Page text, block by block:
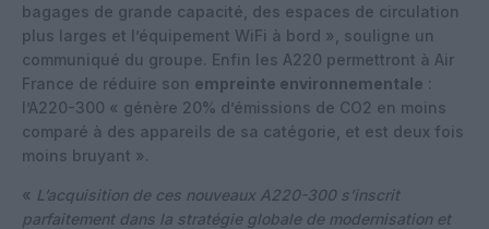
bagages de grande capacité, des espaces de circulation
plus larges et l’équipement WiFi à bord », souligne un
communiqué du groupe. Enfin les A220 permettront à Air
France de réduire son empreinte environnementale :
l’A220-300 « génère 20% d’émissions de CO2 en moins
comparé à des appareils de sa catégorie, et est deux fois
moins bruyant ».
« L’acquisition de ces nouveaux A220-300 s’inscrit
parfaitement dans la stratégie globale de modernisation et